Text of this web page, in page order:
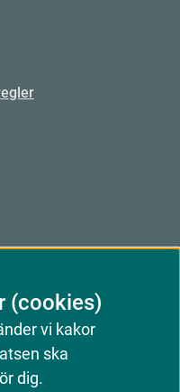
(cookies)
vi kakor
ska
dig.